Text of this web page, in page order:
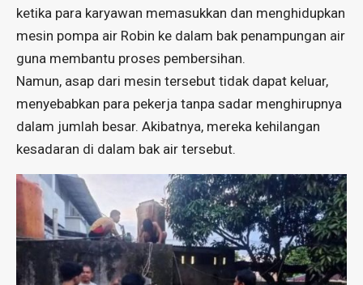
ketika para karyawan memasukkan dan menghidupkan
mesin pompa air Robin ke dalam bak penampungan air
guna membantu proses pembersihan.
Namun, asap dari mesin tersebut tidak dapat keluar,
menyebabkan para pekerja tanpa sadar menghirupnya
dalam jumlah besar. Akibatnya, mereka kehilangan
kesadaran di dalam bak air tersebut.